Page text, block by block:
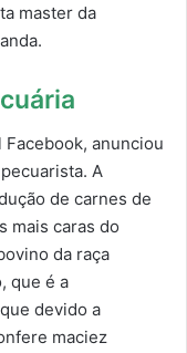
master da
anunciou
A
de carnes de
mais caras do
da raça
que é a
devido a
maciez